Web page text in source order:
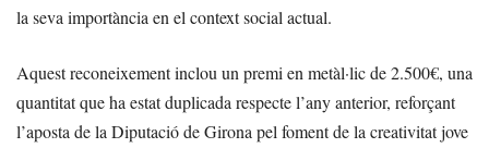
la seva importància en el context social actual.
Aquest reconeixement inclou un premi en metàl·lic de 2.500€, una
quantitat que ha estat duplicada respecte l’any anterior, reforçant
l’aposta de la Diputació de Girona pel foment de la creativitat jove